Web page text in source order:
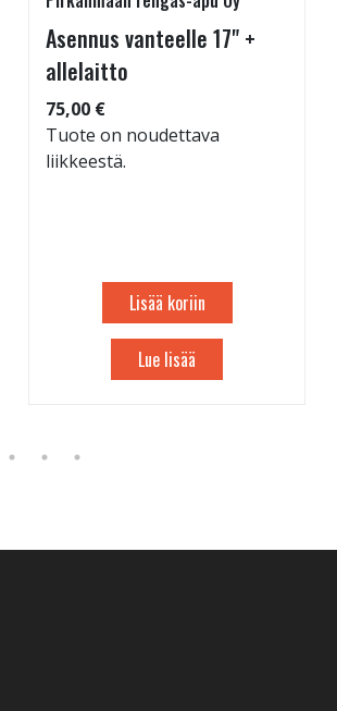
Asennus vanteelle 17" +
allelaitto
75,00 €
Tuote on noudettava
liikkeestä.
Lisää koriin
Lue lisää